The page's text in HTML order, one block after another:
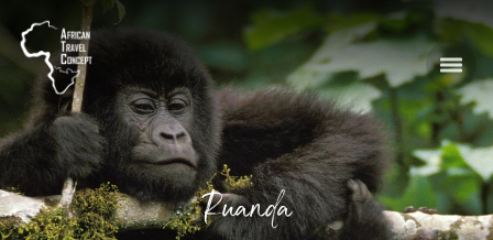
Ruanda